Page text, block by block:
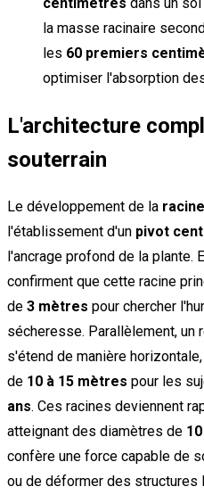
la masse racinaire
les 60 premiers
optimiser l'absorption
L'architecture
souterrain
Le développement de la
l'établissement d'un pivot
l'ancrage profond de la plante.
confirment que cette racine
de 3 mètres pour chercher
sécheresse. Parallèlement, un
s'étend de manière
de 10 à 15 mètres pour les
ans. Ces racines deviennent
atteignant des diamètres de
confère une force capable de
ou de déformer des structures